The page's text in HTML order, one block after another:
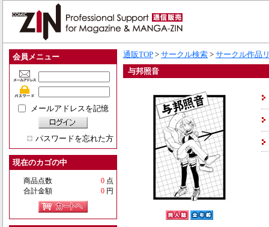
会員メニュー
メールアドレスを記憶
パスワードを忘れた方
現在のカゴの中
商品点数 0 点
合計金額
0 円
通販TOP > サークル検索 > サークル作品
与邦照音